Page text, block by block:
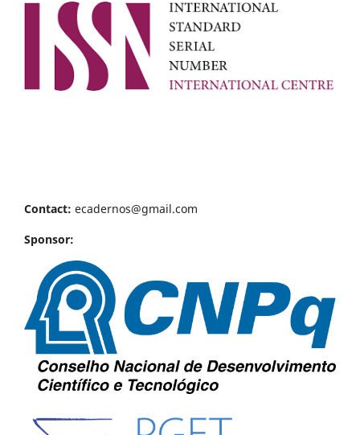
Contact: ecadernos@gmail.com
Sponsor: